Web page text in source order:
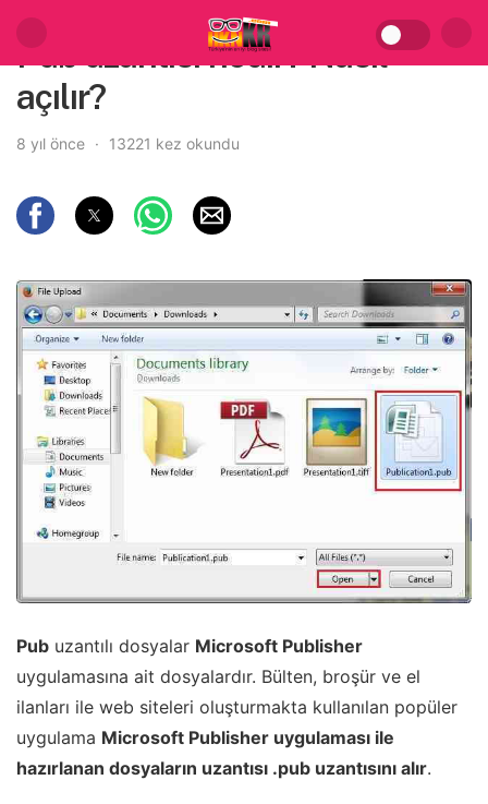
Pub uzantısı nedir? Nasıl
açılır?
8 yıl önce 13221 kez okundu
Pub uzantılı dosyalar Microsoft Publisher
uygulamasına ait dosyalardır. Bülten, broşür ve el
ilanları ile web siteleri oluşturmakta kullanılan popüler
uygulama Microsoft Publisher uygulaması ile
hazırlanan dosyaların uzantısı .pub uzantısını alır.